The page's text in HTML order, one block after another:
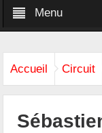
Menu
Accueil Circuit